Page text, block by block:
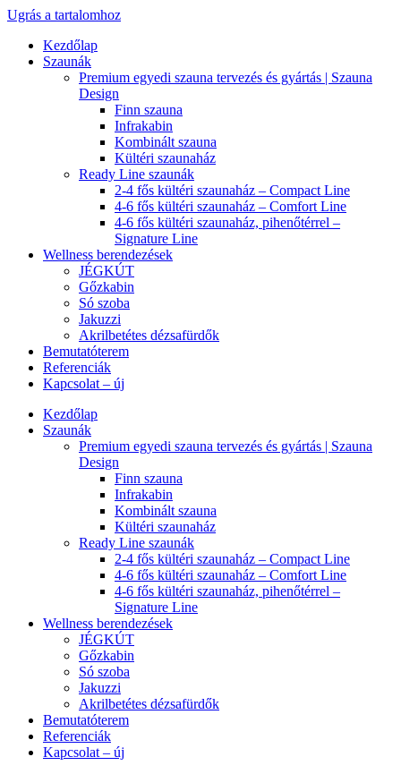
Ugrás a tartalomhoz
Kezdőlap
Szaunák
Premium egyedi szauna tervezés és gyártás | Szauna
Design
Finn szauna
Infrakabin
Kombinált szauna
Kültéri szaunaház
Ready Line szaunák
2-4 fős kültéri szaunaház – Compact Line
4-6 fős kültéri szaunaház – Comfort Line
4-6 fős kültéri szaunaház, pihenőtérrel –
Signature Line
Wellness berendezések
JÉGKÚT
Gőzkabin
Só szoba
Jakuzzi
Akrilbetétes dézsafürdők
Bemutatóterem
Referenciák
Kapcsolat – új
Kezdőlap
Szaunák
Premium egyedi szauna tervezés és gyártás | Szauna
Design
Finn szauna
Infrakabin
Kombinált szauna
Kültéri szaunaház
Ready Line szaunák
2-4 fős kültéri szaunaház – Compact Line
4-6 fős kültéri szaunaház – Comfort Line
4-6 fős kültéri szaunaház, pihenőtérrel –
Signature Line
Wellness berendezések
JÉGKÚT
Gőzkabin
Só szoba
Jakuzzi
Akrilbetétes dézsafürdők
Bemutatóterem
Referenciák
Kapcsolat – új